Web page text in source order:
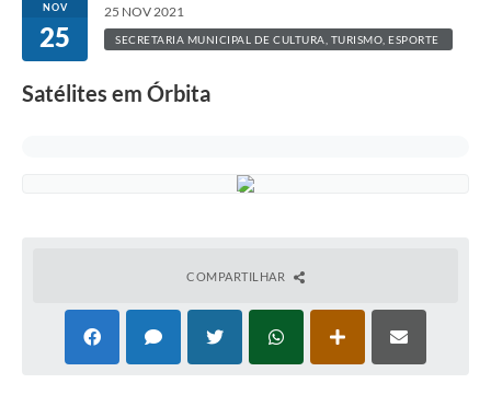
NOV
25
25 NOV 2021
SECRETARIA MUNICIPAL DE CULTURA, TURISMO, ESPORTE
Satélites em Órbita
COMPARTILHAR